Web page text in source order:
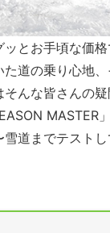
とお手頃な価
道の乗り心地
んな皆さんの疑
MASTER
道までテストし